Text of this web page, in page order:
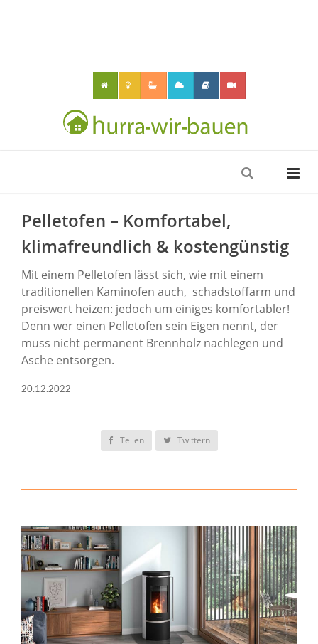
Pelletofen – Komfortabel,
klimafreundlich & kostengünstig
Mit einem Pelletofen lässt sich, wie mit einem
traditionellen Kaminofen auch, schadstoffarm und
preiswert heizen: jedoch um einiges komfortabler!
Denn wer einen Pelletofen sein Eigen nennt, der
muss nicht permanent Brennholz nachlegen und
Asche entsorgen.
20.12.2022
Teilen Twittern